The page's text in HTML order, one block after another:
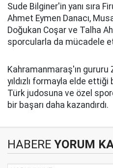
Sude Bilginer'in yanı sıra
Ahmet Eymen Danacı,
Doğukan Coşar ve Talha
sporcularla da mücadele
Kahramanmaraş'ın gururu
yıldızlı formayla elde
Türk judosuna ve özel
bir başarı daha kazandırdı.
HABERE YORUM